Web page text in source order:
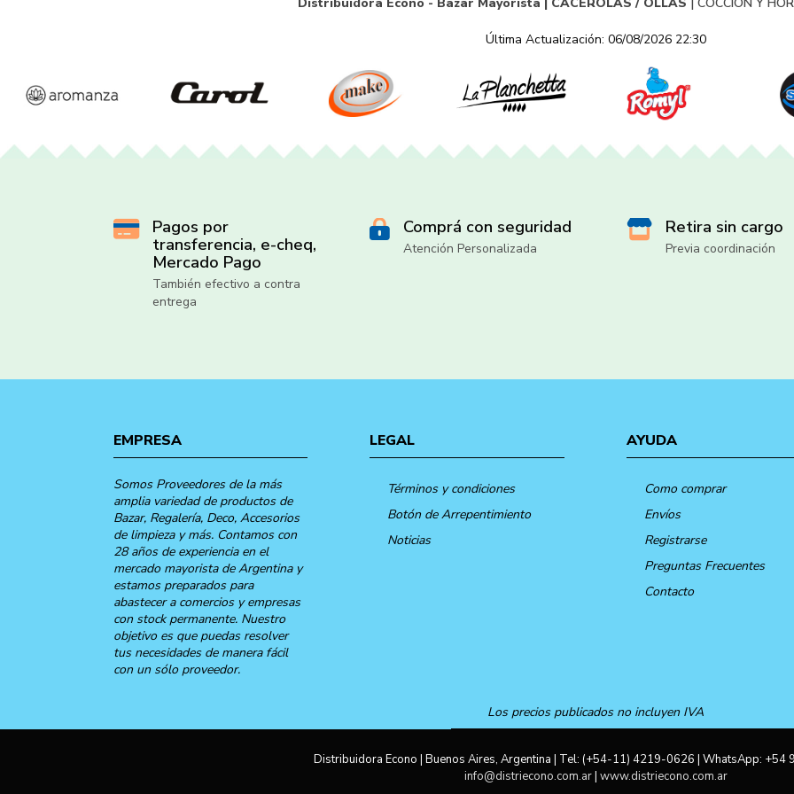
Última Actualización: 06/08/2026 22:30
Pagos por
transferencia, e-cheq,
Mercado Pago
También efectivo a contra
entrega
Comprá con seguridad
Atención Personalizada
Retira sin cargo
Previa coordinación
EMPRESA
Somos Proveedores de la más
amplia variedad de productos de
Bazar, Regalería, Deco, Accesorios
de limpieza y más. Contamos con
28 años de experiencia en el
mercado mayorista de Argentina y
estamos preparados para
abastecer a comercios y empresas
con stock permanente. Nuestro
objetivo es que puedas resolver
tus necesidades de manera fácil
con un sólo proveedor.
LEGAL
Términos y condiciones
Botón de Arrepentimiento
Noticias
AYUDA
Como comprar
Envíos
Registrarse
Preguntas Frecuentes
Contacto
Los precios publicados no incluyen IVA
Distribuidora Econo | Buenos Aires, Argentina | Tel: (+54-11) 4219-0626 | WhatsApp: +54
info@distriecono.com.ar| www.distriecono.com.ar